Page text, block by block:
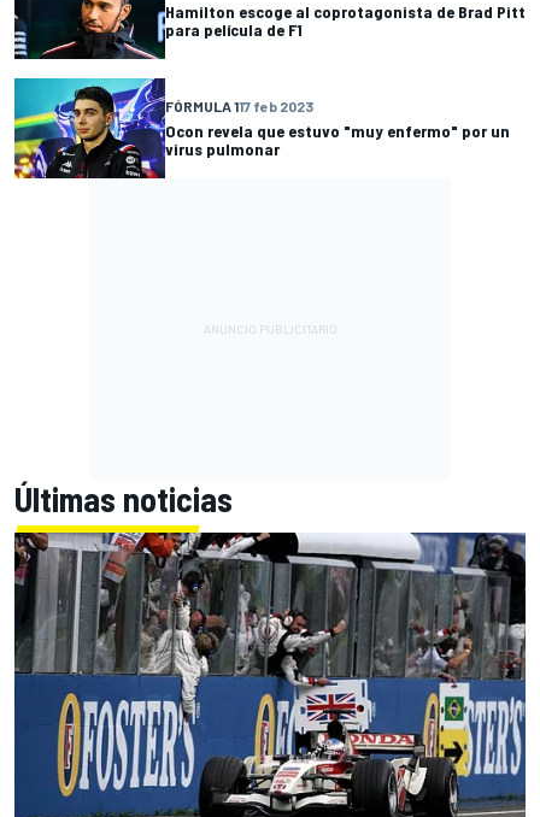
Hamilton escoge al coprotagonista de Brad Pitt
para película de F1
FÓRMULA 117 feb 2023
Ocon revela que estuvo "muy enfermo" por un
virus pulmonar
Últimas noticias